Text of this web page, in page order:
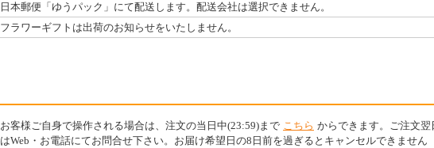
日本郵便「ゆうパック」にて配送します。配送会社は選択できません。
フラワーギフトは出荷のお知らせをいたしません。
お客様ご自身で操作される場合は、注文の当日中(23:59)まで こちら からできます。ご注文翌
はWeb・お電話にてお問合せ下さい。お届け希望日の8日前を過ぎるとキャンセルできません